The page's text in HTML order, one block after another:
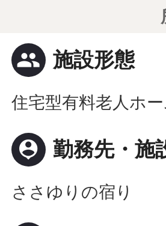
people 施設形態
住宅型有料老人ホー
person_pin 勤務先・施
ささゆりの宿り